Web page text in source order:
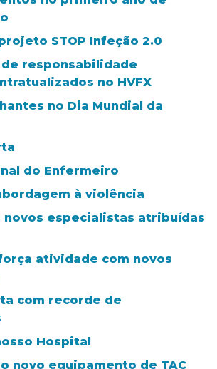
STOP Infeção 2.0
responsabilidade
no HVFX
no Dia Mundial da
do Enfermeiro
à violência
novos especialistas atribuídas
atividade com novos
com recorde de
Hospital
novo equipamento de TAC